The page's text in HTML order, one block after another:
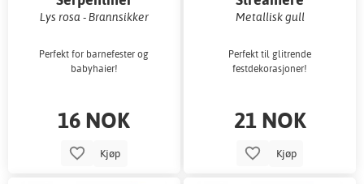
Lys rosa - Brannsikker
Perfekt for barnefester og
babyhaier!
16 NOK
Kjøp
Metallisk gull
Perfekt til glitrende
festdekorasjoner!
21 NOK
Kjøp